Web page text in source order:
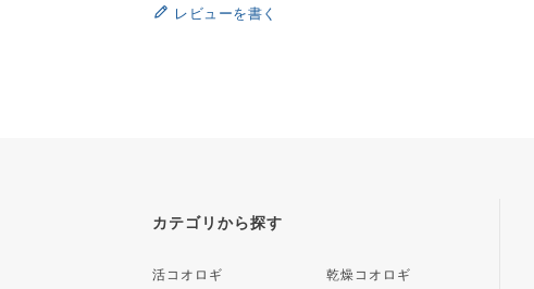
レビューを書く
カテゴリから探す
活コオロギ 乾燥コオロギ